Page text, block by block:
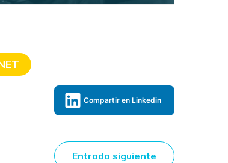
Compartir en Linkedin
Entrada siguiente